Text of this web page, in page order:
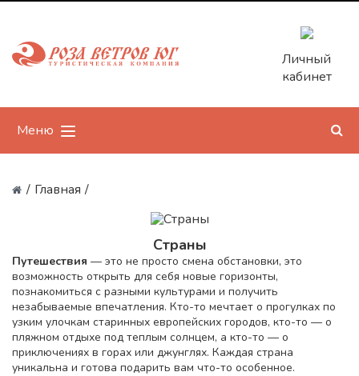
Личный
кабинет
Меню
/ Главная /
Страны
Путешествия — это не просто смена обстановки, это
возможность открыть для себя новые горизонты,
познакомиться с разными культурами и получить
незабываемые впечатления. Кто-то мечтает о прогулках по
узким улочкам старинных европейских городов, кто-то — о
пляжном отдыхе под теплым солнцем, а кто-то — о
приключениях в горах или джунглях. Каждая страна
уникальна и готова подарить вам что-то особенное.